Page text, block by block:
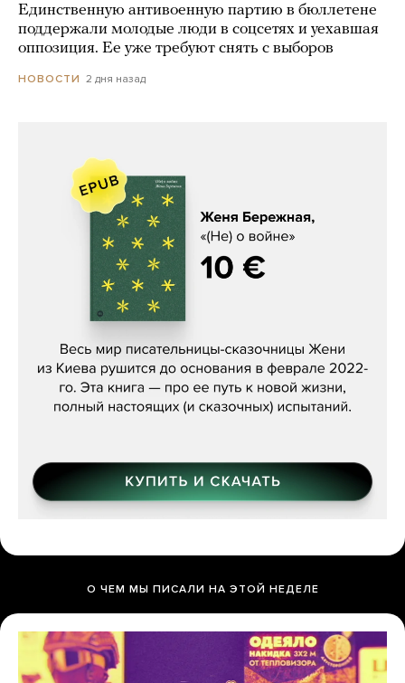
Единственную антивоенную партию в бюллетене
поддержали молодые люди в соцсетях и уехавшая
оппозиция. Ее уже требуют снять с выборов
НОВОСТИ 2 дня назад
Женя Бережная, «(Не) о войне»
О ЧЕМ МЫ ПИСАЛИ НА ЭТОЙ НЕДЕЛЕ